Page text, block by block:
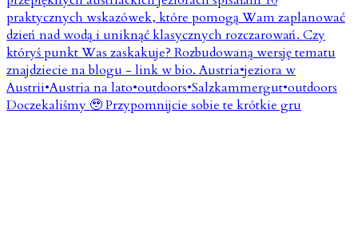
Doczekaliśmy 🥹 Przypomnijcie sobie te krótkie gru